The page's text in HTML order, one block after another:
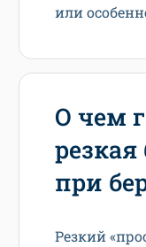
или
О чем
резкая
при
Резкий